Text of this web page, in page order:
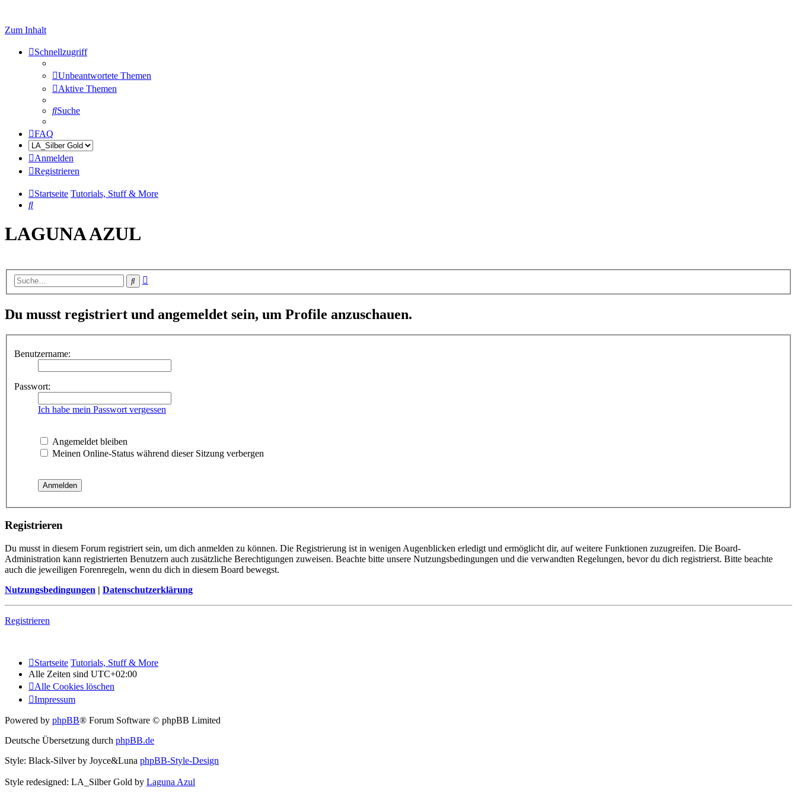
Zum Inhalt
Schnellzugriff
Unbeantwortete Themen
Aktive Themen
Suche
FAQ
Anmelden
Registrieren
Startseite Tutorials, Stuff & More
Suche
LAGUNA AZUL
Suche
Du musst registriert und angemeldet sein, um Profile anzuschauen.
Benutzername:
Passwort:
Ich habe mein Passwort vergessen
Angemeldet bleiben
Meinen Online-Status während dieser Sitzung verbergen
Registrieren
Du musst in diesem Forum registriert sein, um dich anmelden zu können. Die Registrierung ist in wenigen Augenblicken erledigt und ermöglicht dir, auf weitere Funktionen zuzugreifen. Die Board-
Administration kann registrierten Benutzern auch zusätzliche Berechtigungen zuweisen. Beachte bitte unsere Nutzungsbedingungen und die verwandten Regelungen, bevor du dich registrierst. Bitte beachte
auch die jeweiligen Forenregeln, wenn du dich in diesem Board bewegst.
Nutzungsbedingungen | Datenschutzerklärung
Registrieren
Startseite Tutorials, Stuff & More
Alle Zeiten sind UTC+02:00
Alle Cookies löschen
Impressum
Powered by phpBB® Forum Software © phpBB Limited
Deutsche Übersetzung durch phpBB.de
Style: Black-Silver by Joyce&Luna phpBB-Style-Design
Style redesigned: LA_Silber Gold by Laguna Azul